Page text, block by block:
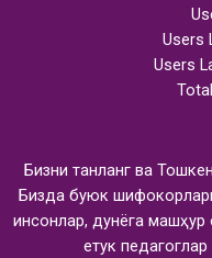
Users
Users
Бизни танланг ва
Бизда буюк
инсонлар, дунёга
етук